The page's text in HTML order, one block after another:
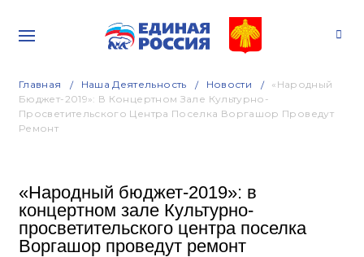
Главная Наша Деятельность Новости
«Народный
Бюджет-2019»: В Концертном Зале Культурно-
Просветительского Центра Поселка Воргашор Проведут
Ремонт
«Народный бюджет-2019»: в
концертном зале Культурно-
просветительского центра поселка
Воргашор проведут ремонт